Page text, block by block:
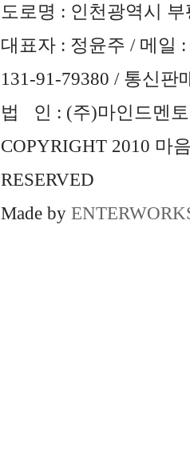
도로명 : 인천광역시
대표자 : 정윤주 / 메일 :
131-91-79380 / 통신판
법 인 : (주)마인드멘토
COPYRIGHT 2010 마
RESERVED
Made by